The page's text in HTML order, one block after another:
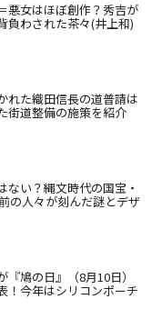
悪女はほぼ創作？秀吉が
負わされた茶々(井上和)
れた織田信長の道普請は
街道整備の施策を紹介
ない？縄文時代の国宝・
の人々が刻んだ謎とデザ
鳩の日』（8月10日）
！今年はシリコンポーチ